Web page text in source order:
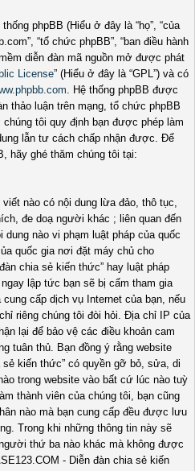
phpBB (Hiểu ở đây là “họ”, “của
“tổ chức phpBB”, “ban điều hành
diễn đàn mã nguồn mở được phát
License” (Hiểu ở đây là “GPL”) và có
. Hệ thống phpBB được
thảo luận trên mạng, tổ chức phpBB
tôi quy định bạn được phép làm
lẫn tư cách chấp nhận được. Để
hãy ghé thăm chúng tôi tại:
nào có nội dung lừa đảo, thô tục,
đe doạ người khác ; liên quan đến
nào vi phạm luật pháp của quốc
quốc gia nơi đặt máy chủ cho
chia sẻ kiến thức” hay luật pháp
lập tức bạn sẽ bị cấm tham gia
cấp dịch vụ Internet của bạn, nếu
riêng chúng tôi đòi hỏi. Địa chỉ IP của
lại để bảo vệ các điều khoản cam
tuân thủ. Bạn đồng ý rằng website
sẻ kiến thức” có quyền gỡ bỏ, sửa, di
trong website vào bất cứ lúc nào tuỳ
thành viên của chúng tôi, bạn cũng
nào mà bạn cung cấp đều được lưu
Trong khi những thông tin này sẽ
thứ ba nào khác mà không được
- Diễn đàn chia sẻ kiến